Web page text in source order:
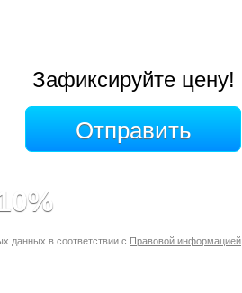
Зафиксируйте цену!
данных в соответствии с Правовой информацией